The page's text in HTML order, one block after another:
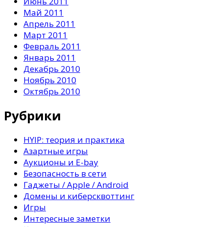
Май 2011
Апрель 2011
Март 2011
Февраль 2011
Январь 2011
Декабрь 2010
Ноябрь 2010
Октябрь 2010
Рубрики
HYIP: теория и практика
Азартные игры
Аукционы и E-bay
Безопасность в сети
Гаджеты / Apple / Android
Домены и киберсквоттинг
Игры
Интересные заметки